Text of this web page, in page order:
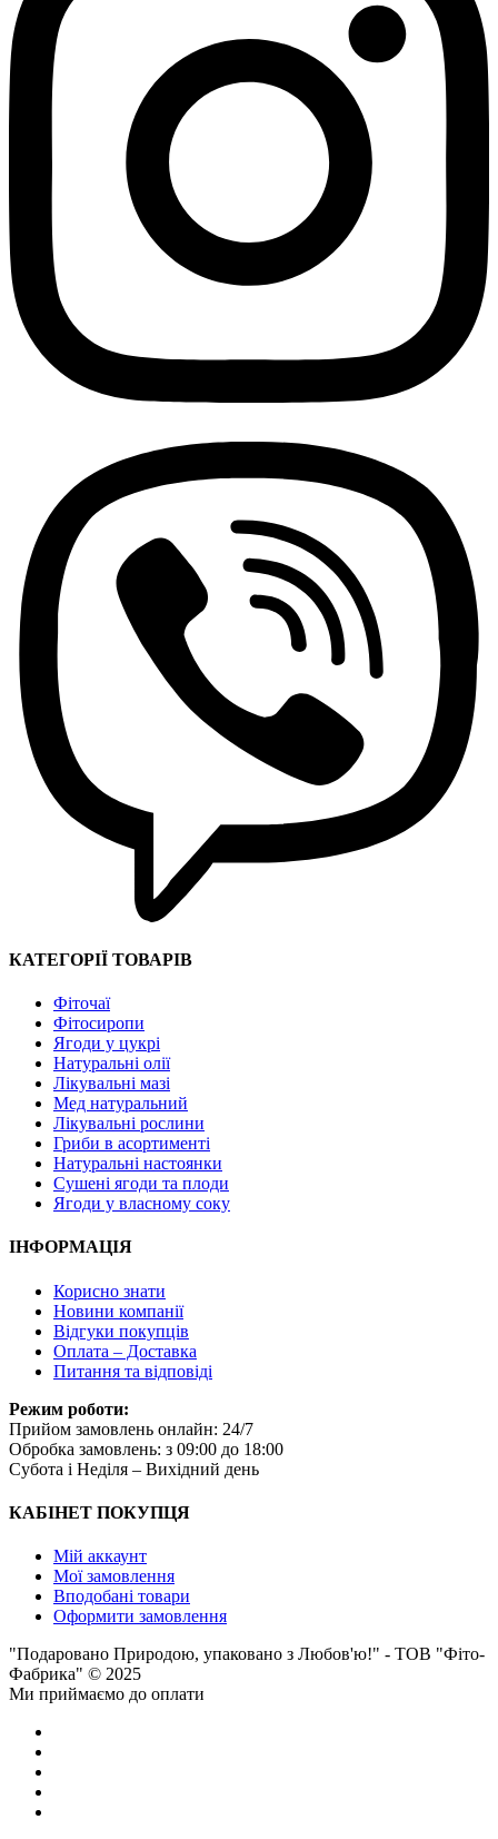
КАТЕГОРІЇ ТОВАРІВ
Фіточаї
Фітосиропи
Ягоди у цукрі
Натуральні олії
Лікувальні мазі
Мед натуральний
Лікувальні рослини
Гриби в асортименті
Натуральні настоянки
Сушені ягоди та плоди
Ягоди у власному соку
ІНФОРМАЦІЯ
Корисно знати
Новини компанії
Відгуки покупців
Оплата – Доставка
Питання та відповіді
Режим роботи:
Прийом замовлень онлайн: 24/7
Обробка замовлень: з 09:00 до 18:00
Субота i Неділя – Вихідний день
КАБІНЕТ ПОКУПЦЯ
Мій аккаунт
Мої замовлення
Вподобані товари
Оформити замовлення
"Подаровано Природою, упаковано з Любов'ю!" - ТОВ "Фіто-
Фабрика" © 2025
Ми приймаємо до оплати